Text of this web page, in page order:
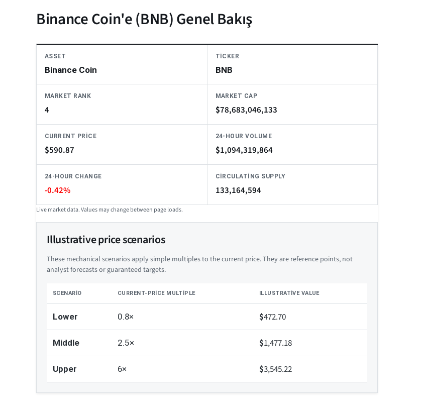
Binance Coin'e (BNB) Genel Bakış
ASSET
Binance Coin
TICKER
BNB
MARKET RANK
4
MARKET CAP
$78,683,046,133
CURRENT PRICE
$590.87
24-HOUR VOLUME
$1,094,319,864
24-HOUR CHANGE
-0.42%
CIRCULATING SUPPLY
133,164,594
Live market data. Values may change between page loads.
Illustrative price scenarios
These mechanical scenarios apply simple multiples to the current price. They are reference points, not
analyst forecasts or guaranteed targets.
SCENARIO CURRENT-PRICE MULTIPLE ILLUSTRATIVE VALUE
Lower 0.8× $472.70
Middle 2.5× $1,477.18
Upper 6× $3,545.22